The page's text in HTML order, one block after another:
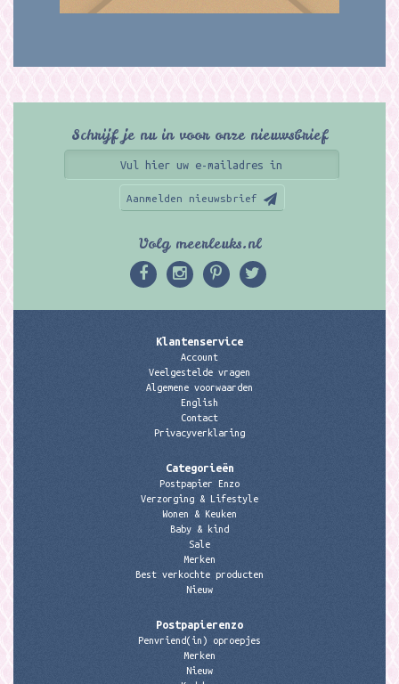
Schrijf je nu in voor onze nieuwsbrief
Aanmelden nieuwsbrief
Volg meerleuks.nl
Klantenservice
Account
Veelgestelde vragen
Algemene voorwaarden
English
Contact
Privacyverklaring
Categorieën
Postpapier Enzo
Verzorging & Lifestyle
Wonen & Keuken
Baby & kind
Sale
Merken
Best verkochte producten
Nieuw
Postpapierenzo
Penvriend(in) oproepjes
Merken
Nieuw